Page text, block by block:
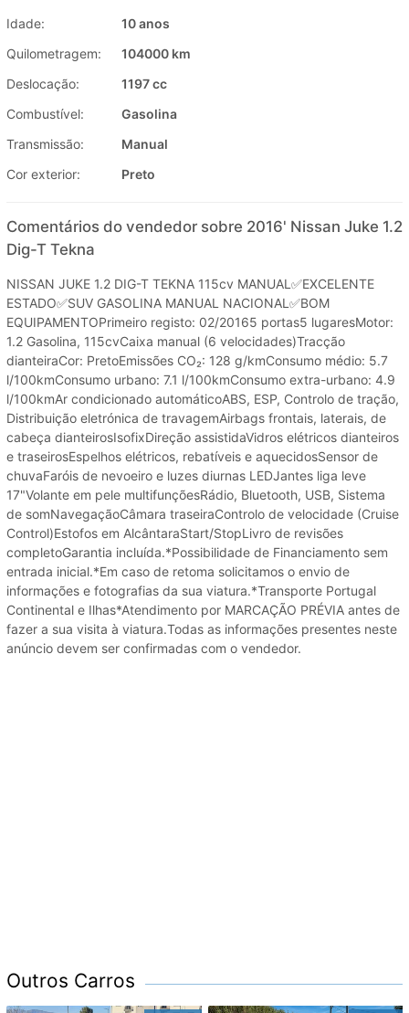
Idade:
10 anos
Quilometragem:
104000 km
Deslocação:
1197 cc
Combustível:
Gasolina
Transmissão:
Manual
Cor exterior:
Preto
Comentários do vendedor sobre 2016' Nissan Juke 1.2
Dig-T Tekna
NISSAN JUKE 1.2 DIG-T TEKNA 115cv MANUAL✅EXCELENTE
ESTADO✅SUV GASOLINA MANUAL NACIONAL✅BOM
EQUIPAMENTOPrimeiro registo: 02/20165 portas5 lugaresMotor:
1.2 Gasolina, 115cvCaixa manual (6 velocidades)Tracção
dianteiraCor: PretoEmissões CO₂: 128 g/kmConsumo médio: 5.7
l/100kmConsumo urbano: 7.1 l/100kmConsumo extra-urbano: 4.9
l/100kmAr condicionado automáticoABS, ESP, Controlo de tração,
Distribuição eletrónica de travagemAirbags frontais, laterais, de
cabeça dianteirosIsofixDireção assistidaVidros elétricos dianteiros
e traseirosEspelhos elétricos, rebatíveis e aquecidosSensor de
chuvaFaróis de nevoeiro e luzes diurnas LEDJantes liga leve
17"Volante em pele multifunçõesRádio, Bluetooth, USB, Sistema
de somNavegaçãoCâmara traseiraControlo de velocidade (Cruise
Control)Estofos em AlcântaraStart/StopLivro de revisões
completoGarantia incluída.*Possibilidade de Financiamento sem
entrada inicial.*Em caso de retoma solicitamos o envio de
informações e fotografias da sua viatura.*Transporte Portugal
Continental e Ilhas*Atendimento por MARCAÇÃO PRÉVIA antes de
fazer a sua visita à viatura.Todas as informações presentes neste
anúncio devem ser confirmadas com o vendedor.
Outros Carros